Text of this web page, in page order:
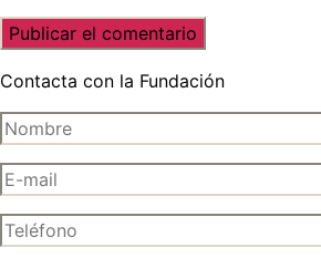
Contacta con la Fundación